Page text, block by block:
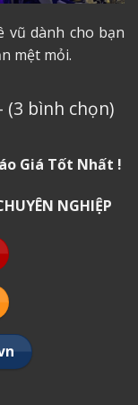
vũ dành cho bạn
mệt mỏi.
(3 bình chọn)
Giá Tốt Nhất !
NGHIỆP